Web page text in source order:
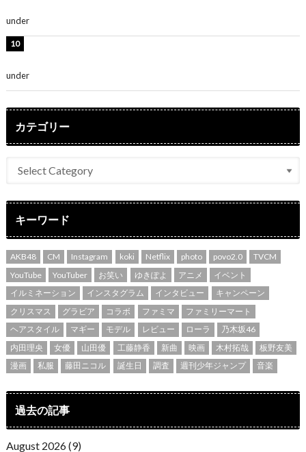
under
under
カテゴリー
キーワード
AKB48 CM Instagram koki Netflix photo povo2.0
TVCM
YouTube
YouTuber お笑い ゆきぽよ アニメ
イベント
イルミネーション
インスタグラム インタビュー
キャンペーン
クリスマス
グラビア コラボ ファミマ
ファミリーマート
ヘアスタイル
マギー モデル レビュー ローラ
乃木坂46
内田理央
女優 山田優 工藤静香 新曲 映画 木村拓哉
板野友美
漫画
私服 藤田ニコル 誕生日 調査 週刊少年ジャンプ 音楽
過去の記事
August 2026 (9)